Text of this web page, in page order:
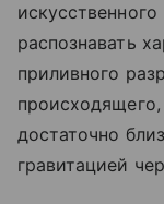
распознавать
приливного
происходящего,
достаточно
гравитацией